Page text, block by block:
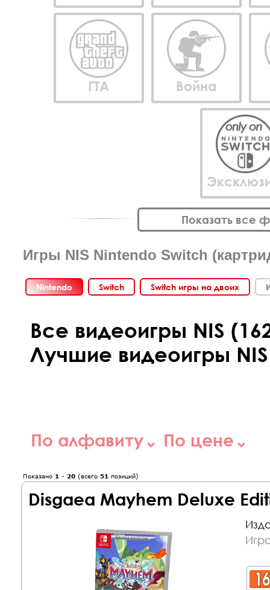
ГТА Война
Показать все
Игры NIS Nintendo Switch
Nintendo Switch Switch игры на двоих
Все видеоигры NIS
Лучшие видеоигры NIS
По алфавиту По цене
Показано 1 - 20 (всего 51 позиций)
Disgaea Mayhem Deluxe